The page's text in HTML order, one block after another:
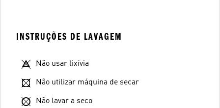
INSTRUÇÕES DE LAVAGEM
Não usar lixívia
Não utilizar máquina de secar
Não lavar a seco